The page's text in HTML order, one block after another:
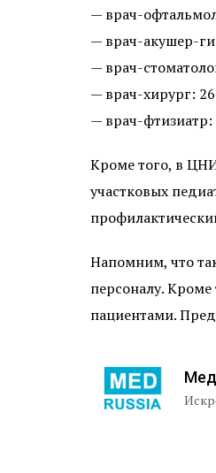
— врач-
— врач-акушер-
— врач-
— врач-хирург:
— врач-
Кроме того, в
участковых
Напомним, что
персоналу.
пациентами.